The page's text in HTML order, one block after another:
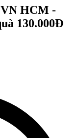
HCM -
130.000Đ